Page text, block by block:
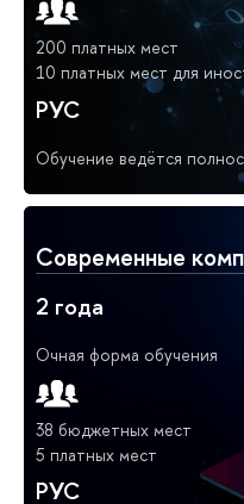
200 платных мест
10 платных мест для
РУС
Обучение ведётся
Современные
2 года
Очная форма обучения
38 бюджетных мест
5 платных мест
РУС